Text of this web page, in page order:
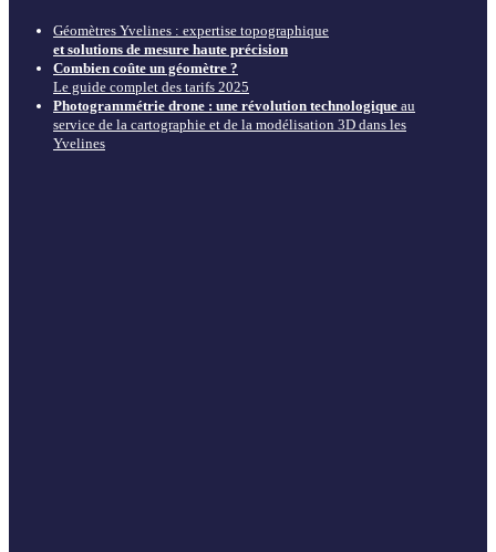
Géomètres Yvelines : expertise topographique
et solutions de mesure haute précision
Combien coûte un géomètre ?
Le guide complet des tarifs 2025
Photogrammétrie drone : une révolution technologique au
service de la cartographie et de la modélisation 3D dans les
Yvelines